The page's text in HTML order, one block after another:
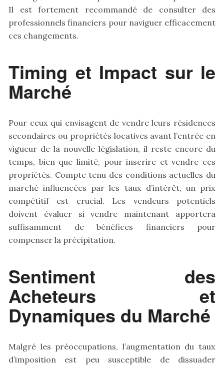
Il est fortement recommandé de consulter des
professionnels financiers pour naviguer efficacement
ces changements.
Timing et Impact sur le
Marché
Pour ceux qui envisagent de vendre leurs résidences
secondaires ou propriétés locatives avant l’entrée en
vigueur de la nouvelle législation, il reste encore du
temps, bien que limité, pour inscrire et vendre ces
propriétés. Compte tenu des conditions actuelles du
marché influencées par les taux d’intérêt, un prix
compétitif est crucial. Les vendeurs potentiels
doivent évaluer si vendre maintenant apportera
suffisamment de bénéfices financiers pour
compenser la précipitation.
Sentiment des
Acheteurs et
Dynamiques du Marché
Malgré les préoccupations, l’augmentation du taux
d’imposition est peu susceptible de dissuader